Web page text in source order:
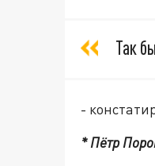
Так
-
* Пётр